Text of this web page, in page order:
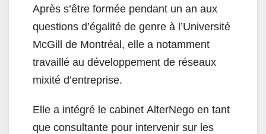
Après s’être formée pendant un an aux
questions d’égalité de genre à l’Université
McGill de Montréal, elle a notamment
travaillé au développement de réseaux
mixité d’entreprise.
Elle a intégré le cabinet AlterNego en tant
que consultante pour intervenir sur les